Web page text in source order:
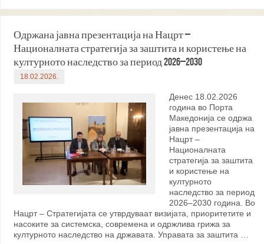
Одржана јавна презентација на Нацрт –
Националната стратегија за заштита и користење на
културното наследство за период 2026–2030
18.02.2026.
Денес 18.02.2026
година во Порта
Македонија се одржа
јавна презентација на
Нацрт –
Националната
стратегија за заштита
и користење на
културното
наследство за период
2026–2030 година. Во
Нацрт – Стратегијата се утврдуваат визијата, приоритетите и
насоките за системска, современа и одржлива грижа за
културното наследство на државата. Управата за заштита …